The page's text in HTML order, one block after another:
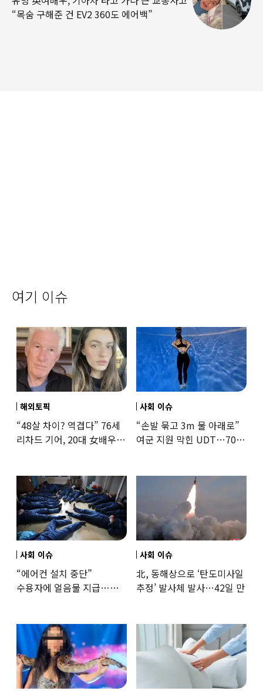
“목숨 구해준 건 EV2 360도 에어백”
여기 이슈
해외토픽
“48살 차이? 역겹다” 76세
리차드 기어, 20대 女배우와
사회 이슈
“손발 묶고 3m 물 아래로”
여군 지원 막힌 UDT…707
사회 이슈
“에어컨 설치 중단”
수용자에 얼음물 지급…
사회 이슈
北, 동해상으로 ‘탄도미사일
추정’ 발사체 발사…42일 만